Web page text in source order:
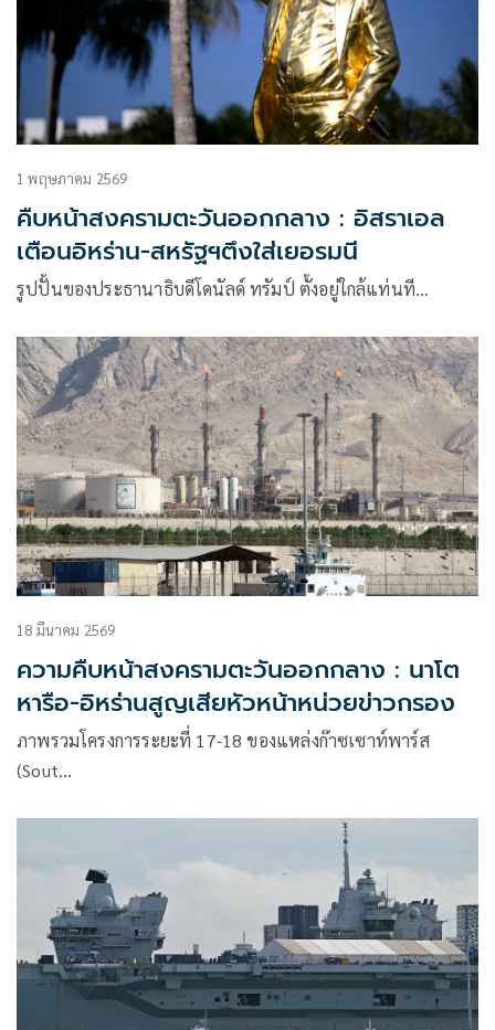
1 พฤษภาคม 2569
คืบหน้าสงครามตะวันออกกลาง : อิสราเอล
เตือนอิหร่าน-สหรัฐฯตึงใส่เยอรมนี
รูปปั้นของประธานาธิบดีโดนัลด์ ทรัมป์ ตั้งอยู่ใกล้แท่นที…
18 มีนาคม 2569
ความคืบหน้าสงครามตะวันออกกลาง : นาโต
หารือ-อิหร่านสูญเสียหัวหน้าหน่วยข่าวกรอง
ภาพรวมโครงการระยะที่ 17-18 ของแหล่งก๊าซเซาท์พาร์ส
(Sout…